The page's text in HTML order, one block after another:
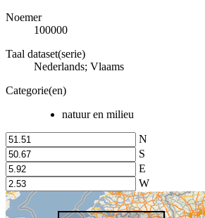
Noemer
100000
Taal dataset(serie)
Nederlands; Vlaams
Categorie(en)
natuur en milieu
N
S
E
W